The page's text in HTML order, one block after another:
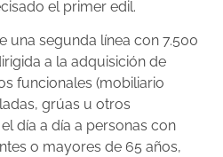
el primer edil.
una segunda línea con 7.500
a la adquisición de
funcionales (mobiliario
grúas u otros
día a día a personas con
o mayores de 65 años,